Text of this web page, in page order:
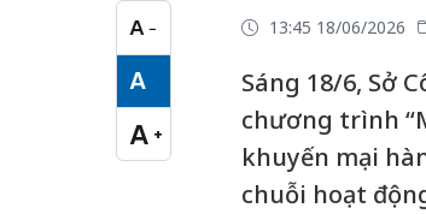
A −
Cỡ chữ nhỏ
A
Cỡ chữ vừa
A +
Cỡ chữ lớn
13:45 18/06/2026
Sáng 18/6, Sở
chương trình
khuyến mại
chuỗi hoạt